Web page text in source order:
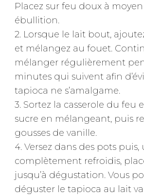
Placez sur feu doux à moyen
ébullition.
2. Lorsque le lait bout,
et mélangez au fouet.
mélanger régulièrement
minutes qui suivent afin
tapioca ne s’amalgame.
3. Sortez la casserole du feu
sucre en mélangeant, puis
gousses de vanille.
4. Versez dans des pots puis,
complètement refroidis,
jusqu’à dégustation. Vous
déguster le tapioca au lait